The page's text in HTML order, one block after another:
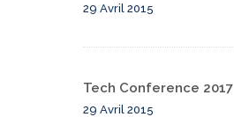
29 Avril 2015
Tech Conference 2017
29 Avril 2015